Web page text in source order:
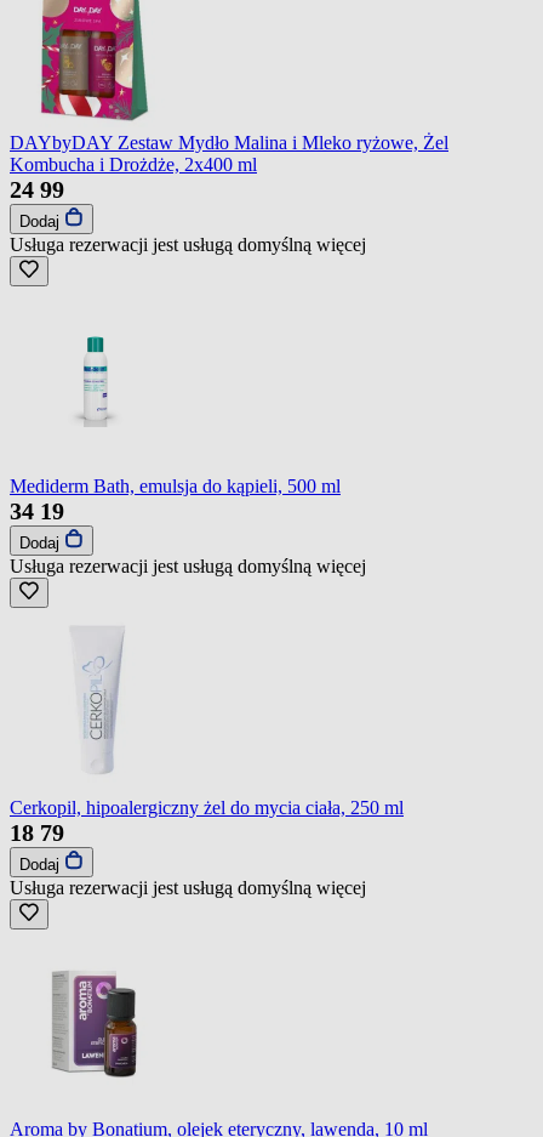
DAYbyDAY Zestaw Mydło Malina i Mleko ryżowe, Żel
Kombucha i Drożdże, 2x400 ml
24 99
Dodaj
Usługa rezerwacji jest usługą domyślną więcej
Mediderm Bath, emulsja do kąpieli, 500 ml
34 19
Dodaj
Usługa rezerwacji jest usługą domyślną więcej
Cerkopil, hipoalergiczny żel do mycia ciała, 250 ml
18 79
Dodaj
Usługa rezerwacji jest usługą domyślną więcej
Aroma by Bonatium, olejek eteryczny, lawenda, 10 ml